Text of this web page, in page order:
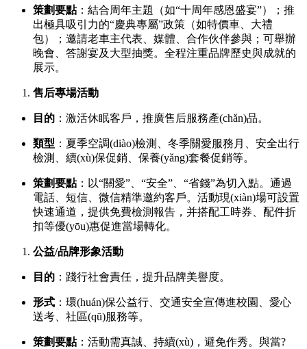
策劃要點：結合周年主題（如“十周年感恩盛宴”）；推
出極具吸引力的“慶典專屬”政策（如特價車、大禮
包）；邀請老車主代表、媒體、合作伙伴參與；可舉辦
晚會、答謝宴及大型抽獎。全程注重品牌歷史與成就的
展示。
售后專場活動
目的 ：激活休眠客戶，推廣售后服務產(chǎn)品。
類型 ：夏季空調(diào)檢測、冬季關愛服務月、安全出行
檢測、續(xù)保促銷、保養(yǎng)套餐促銷等。
策劃要點：以“關愛”、“安全”、“省錢”為切入點。通過
電話、短信、微信精準邀約客戶。活動現(xiàn)場可設置
快速通道，提供免費檢測報告，并搭配工時券、配件折
扣等優(yōu)惠促進當場轉化。
公益/品牌形象活動
目的 ：踐行社會責任，提升品牌美譽度。
形式 ：環(huán)保公益行、交通安全宣傳進校園、愛心
送考、社區(qū)服務等。
策劃要點：活動需真誠、持續(xù)，避免作秀。與當?